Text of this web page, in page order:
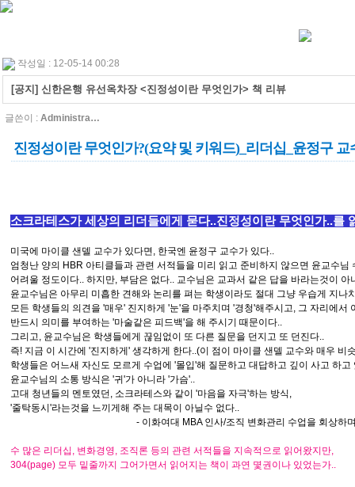
작성일 : 12-05-14 00:28
[공지] 신한은행 유선옥차장 <진정성이란 무엇인가> 책 리뷰
글쓴이 : Administra…
진정성이란 무엇인가?(요약 및 키워드)_리더십_윤정구 교
소크라테스가 세상의 리더들에게 묻다..진정성이란 무엇인가..를
미국에 마이클 샌델 교수가 있다면, 한국엔 윤정구 교수가 있다..
엄청난 양의 HBR 아티클들과 관련 서적들을 미리 읽고 준비하지 않으면 윤교수님
어려울 정도이다.. 하지만, 부담은 없다.. 교수님은 교과서 같은 답을 바라는것이
윤교수님은 아무리 미흡한 견해와 논리를 펴는 학생이라도 절대 그냥 우습게 지나
모든 학생들의 의견을 '매우' 진지하게 '눈'을 마주치며 '경청'해주시고, 그 자리에서
반드시 의미를 부여하는 '마술같은 피드백'을 해 주시기 때문이다..
그리고, 윤교수님은 학생들에게 끊임없이 또 다른 질문을 던지고 또 던진다..
즉! 지금 이 시간에 '진지하게' 생각하게 한다..(이 점이 마이클 샌델 교수와 매우 비
학생들은 어느새 자신도 모르게 수업에 '몰입'해 질문하고 대답하고 깊이 사고 하고
윤교수님의 소통 방식은 '귀'가 아니라 '가슴'..
고대 청년들의 멘토였던, 소크라테스와 같이 '마음을 자극'하는 방식,
'줄탁동시'라는것을 느끼게해 주는 대목이 아닐수 없다..
- 이화여대 MBA 인사/조직 변화관리 수업을 회상하
수 많은 리더십, 변화경영, 조직론 등의 관련 서적들을 지속적으로 읽어왔지만,
304(page) 모두 밑줄까지 그어가면서 읽어지는 책이 과연 몇권이나 있었는가..